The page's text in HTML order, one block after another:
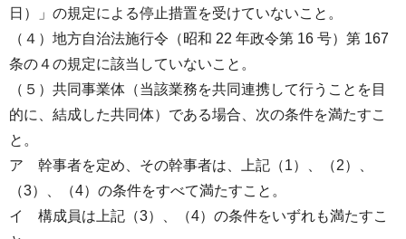
日）」の規定による停止措置を受けていないこと。
（４）地方自治法施行令（昭和 22 年政令第 16 号）第 167
条の４の規定に該当していないこと。
（５）共同事業体（当該業務を共同連携して行うことを目
的に、結成した共同体）である場合、次の条件を満たすこ
と。
ア 幹事者を定め、その幹事者は、上記（1）、（2）、
（3）、（4）の条件をすべて満たすこと。
イ 構成員は上記（3）、（4）の条件をいずれも満たすこ